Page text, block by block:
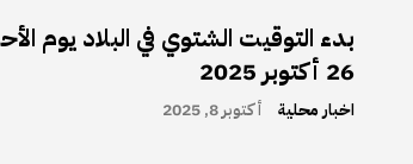
بدء التوقيت الشتوي في البلاد يوم
26 أكتوبر 2025
اخبار محلية أكتوبر 8, 2025